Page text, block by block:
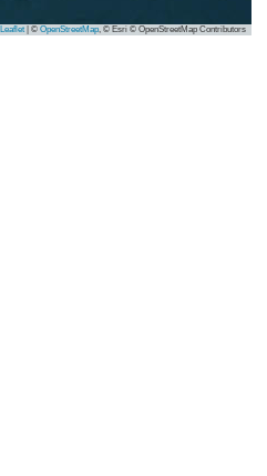
© OpenStreetMap, © Esri © OpenStreetMap Contributors